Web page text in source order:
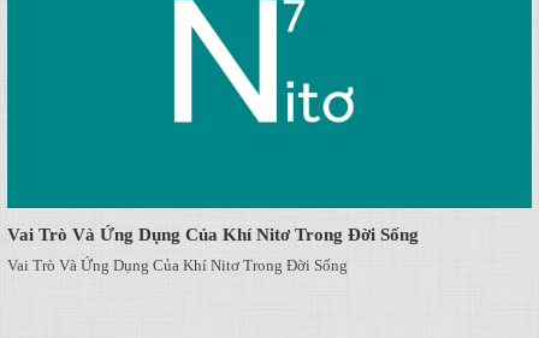
Vai Trò Và Ứng Dụng Của Khí Nitơ Trong Đời Sống
Vai Trò Và Ứng Dụng Của Khí Nitơ Trong Đời Sống